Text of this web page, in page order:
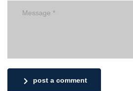
post a comment